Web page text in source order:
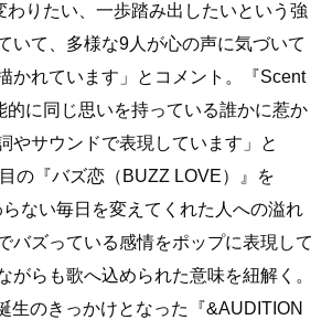
わりたい、一歩踏み出したいという強
いて、多様な9人が心の声に気づいて
かれています」とコメント。『Scent
的に同じ思いを持っている誰かに惹か
やサウンドで表現しています」と
の『バズ恋（BUZZ LOVE）』を
ない毎日を変えてくれた人への溢れ
バズっている感情をポップに表現して
がらも歌へ込められた意味を紐解く。
生のきっかけとなった『&AUDITION